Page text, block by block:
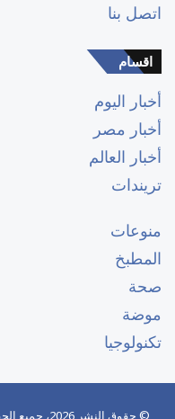
اتصل بنا
اقسام
أخبار اليوم
أخبار مصر
أخبار العالم
تريندات
منوعات
المطبخ
صحة
موضة
تكنولوجيا
© حقوق النشر 2026، جميع الحقوق محفوظة |